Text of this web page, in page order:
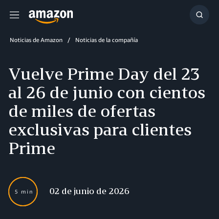
Menú
Noticias de Amazon Noticias de la compañía
Vuelve Prime Day del 23
al 26 de junio con cientos
de miles de ofertas
exclusivas para clientes
Prime
5 min 02 de junio de 2026